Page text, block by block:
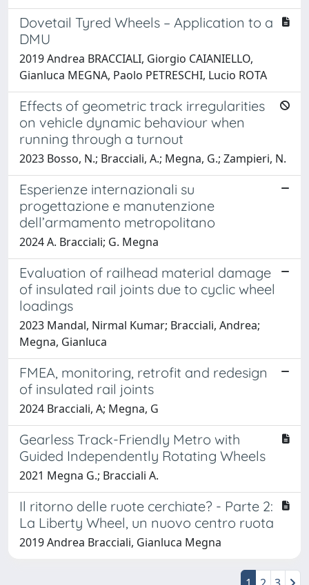
Dovetail Tyred Wheels – Application to a
DMU
2019 Andrea BRACCIALI, Giorgio CAIANIELLO,
Gianluca MEGNA, Paolo PETRESCHI, Lucio ROTA
Effects of geometric track irregularities
on vehicle dynamic behaviour when
running through a turnout
2023 Bosso, N.; Bracciali, A.; Megna, G.; Zampieri, N.
Esperienze internazionali su
progettazione e manutenzione
dell’armamento metropolitano
2024 A. Bracciali; G. Megna
Evaluation of railhead material damage
of insulated rail joints due to cyclic wheel
loadings
2023 Mandal, Nirmal Kumar; Bracciali, Andrea;
Megna, Gianluca
FMEA, monitoring, retrofit and redesign
of insulated rail joints
2024 Bracciali, A; Megna, G
Gearless Track-Friendly Metro with
Guided Independently Rotating Wheels
2021 Megna G.; Bracciali A.
Il ritorno delle ruote cerchiate? - Parte 2:
La Liberty Wheel, un nuovo centro ruota
2019 Andrea Bracciali, Gianluca Megna